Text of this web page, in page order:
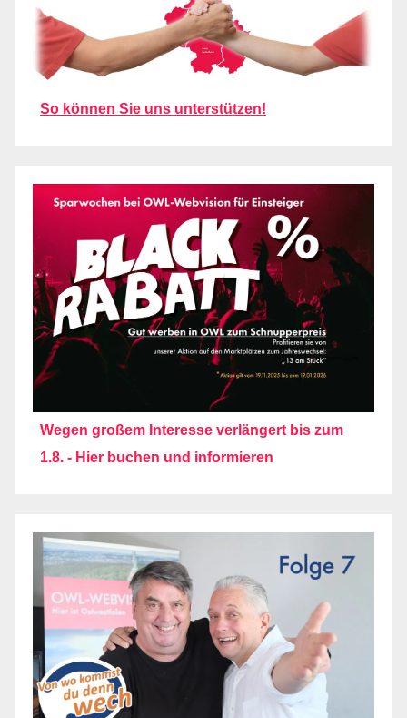
So können Sie uns unterstützen!
Wegen großem Interesse verlängert bis zum
1.8. - Hier buchen und informieren